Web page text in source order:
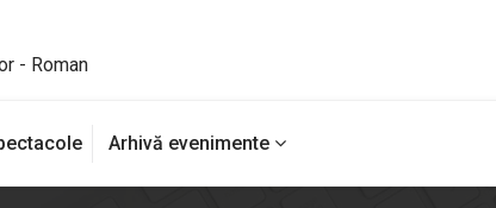
- Roman
Arhivă evenimente